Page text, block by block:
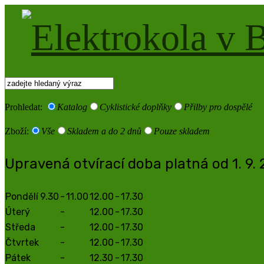
Prohledat: Katalog Cyklistické doplňky Přilby pro dospělé
Zboží: Vše Skladem a do 2 dnů Pouze skladem
Upravená otvírací doba platná od 1. 9.
Pondělí 9.30 -11.0012.00 -17.30
Úterý
- 12.00 -17.30
Středa
- 12.00 -17.30
Čtvrtek
- 12.00 -17.30
Pátek
- 12.30 -17.30